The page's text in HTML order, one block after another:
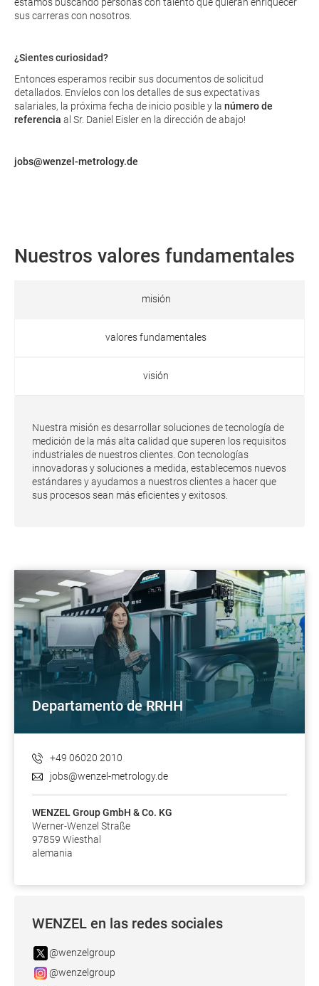
sus carreras con nosotros.
¿Sientes curiosidad?
Entonces esperamos recibir sus documentos de solicitud
detallados. Envíelos con los detalles de sus expectativas
salariales, la próxima fecha de inicio posible y la número de
referencia al Sr. Daniel Eisler en la dirección de abajo!
jobs@wenzel-metrology.de
Nuestros valores fundamentales
misión
valores fundamentales
visión
Nuestra misión es desarrollar soluciones de tecnología de
medición de la más alta calidad que superen los requisitos
industriales de nuestros clientes. Con tecnologías
innovadoras y soluciones a medida, establecemos nuevos
estándares y ayudamos a nuestros clientes a hacer que
sus procesos sean más eficientes y exitosos.
Departamento de RRHH
+49 06020 2010
jobs@wenzel-metrology.de
WENZEL Group GmbH & Co. KG
Werner-Wenzel Straße
97859 Wiesthal
alemania
WENZEL en las redes sociales
@wenzelgroup
@wenzelgroup